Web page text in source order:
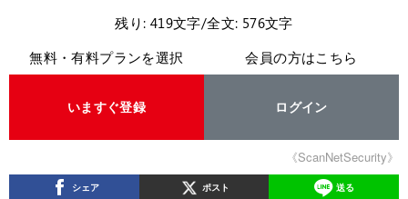
残り: 419文字/全文: 576文字
無料・有料プランを選択
いますぐ登録
会員の方はこちら
ログイン
《ScanNetSecurity》
シェア ポスト 送る